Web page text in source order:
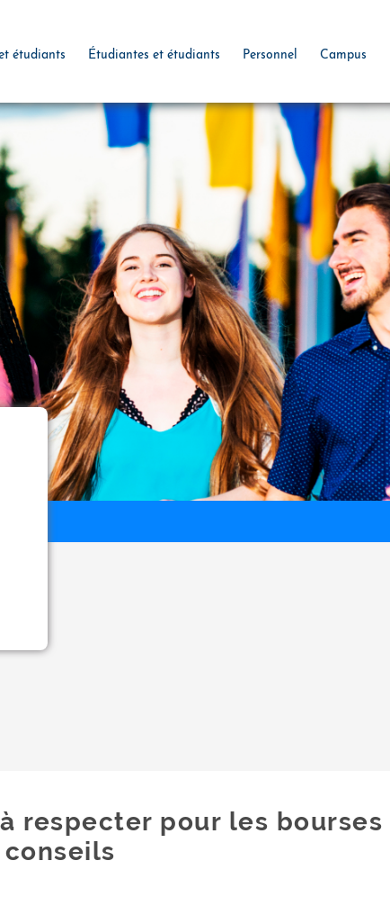
étudiants Étudiantes et étudiants Personnel Campus
respecter pour les bourses